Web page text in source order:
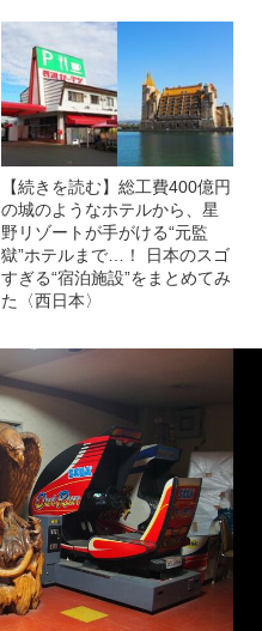
【続きを読む】総工費400億円
の城のようなホテルから、星
野リゾートが手がける“元監
獄”ホテルまで…！ 日本のスゴ
すぎる“宿泊施設”をまとめてみ
た〈西日本〉